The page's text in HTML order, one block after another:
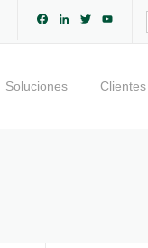
Facebook
LinkedIn
Twitter
Soluciones Clientes